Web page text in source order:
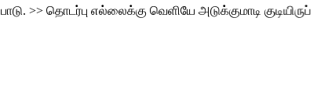
தொடர்பு எல்லைக்கு வெளியே அடுக்குமாடி குடியிருப்பு